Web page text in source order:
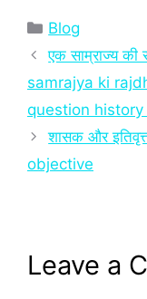
Categories
Blog
एक साम्राज्य की
samrajya ki
question
शासक और
objective
Leave a